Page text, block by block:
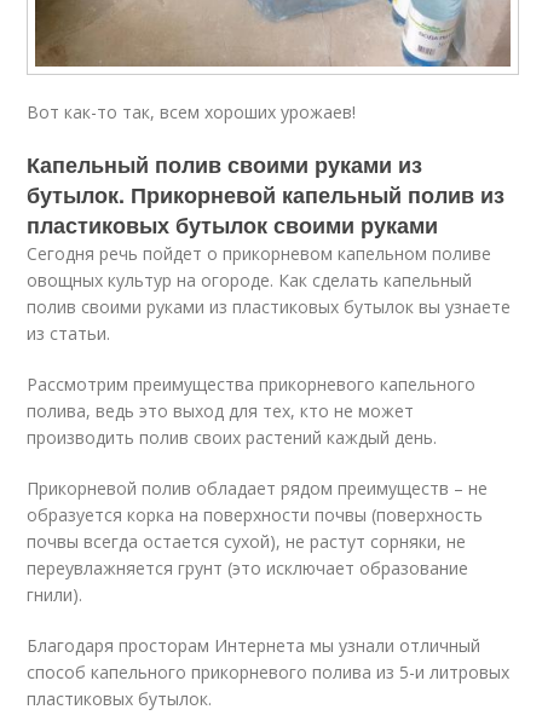
Вот как-то так, всем хороших урожаев!
Капельный полив своими руками из
бутылок. Прикорневой капельный полив из
пластиковых бутылок своими руками
Сегодня речь пойдет о прикорневом капельном поливе
овощных культур на огороде. Как сделать капельный
полив своими руками из пластиковых бутылок вы узнаете
из статьи.
Рассмотрим преимущества прикорневого капельного
полива, ведь это выход для тех, кто не может
производить полив своих растений каждый день.
Прикорневой полив обладает рядом преимуществ – не
образуется корка на поверхности почвы (поверхность
почвы всегда остается сухой), не растут сорняки, не
переувлажняется грунт (это исключает образование
гнили).
Благодаря просторам Интернета мы узнали отличный
способ капельного прикорневого полива из 5-и литровых
пластиковых бутылок.